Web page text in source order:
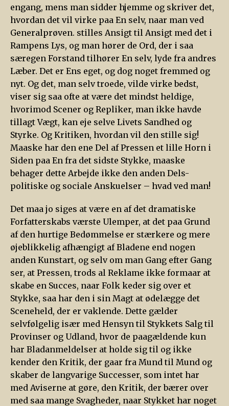
engang, mens man sidder hjemme og skriver det,
hvordan det vil virke paa En selv, naar man ved
Generalprøven. stilles Ansigt til Ansigt med det i
Rampens Lys, og man hører de Ord, der i saa
særegen Forstand tilhører En selv, lyde fra andres
Læber. Det er Ens eget, og dog noget fremmed og
nyt. Og det, man selv troede, vilde virke bedst,
viser sig saa ofte at være det mindst heldige,
hvorimod Scener og Repliker, man ikke havde
tillagt Vægt, kan eje selve Livets Sandhed og
Styrke. Og Kritiken, hvordan vil den stille sig!
Maaske har den ene Del af Pressen et lille Horn i
Siden paa En fra det sidste Stykke, maaske
behager dette Arbejde ikke den anden Dels-
politiske og sociale Anskuelser – hvad ved man!
Det maa jo siges at være en af det dramatiske
Forfatterskabs værste Ulemper, at det paa Grund
af den hurtige Bedømmelse er stærkere og mere
øjeblikkelig afhængigt af Bladene end nogen
anden Kunstart, og selv om man Gang efter Gang
ser, at Pressen, trods al Reklame ikke formaar at
skabe en Succes, naar Folk keder sig over et
Stykke, saa har den i sin Magt at ødelægge det
Sceneheld, der er vaklende. Dette gælder
selvfølgelig især med Hensyn til Stykkets Salg til
Provinser og Udland, hvor de paagældende kun
har Bladanmeldelser at holde sig til og ikke
kender den Kritik, der gaar fra Mund til Mund og
skaber de langvarige Successer, som intet har
med Aviserne at gøre, den Kritik, der bærer over
med saa mange Svagheder, naar Stykket har noget